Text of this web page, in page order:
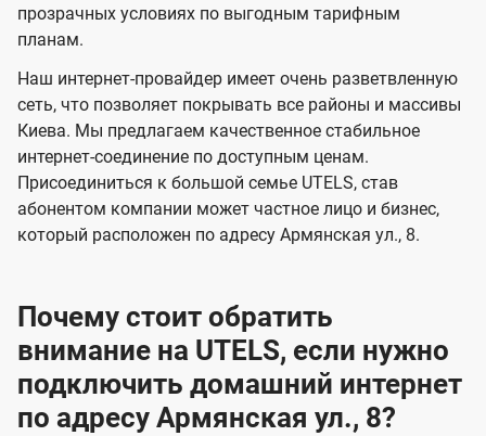
е
н
и
я
е
и
я
прозрачных условиях по выгодным тарифным
планам.
Наш интернет-провайдер имеет очень разветвленную
сеть, что позволяет покрывать все районы и массивы
Киева. Мы предлагаем качественное стабильное
интернет-соединение по доступным ценам.
Присоединиться к большой семье UTELS, став
абонентом компании может частное лицо и бизнес,
который расположен по адресу Армянская ул., 8.
Почему стоит обратить
внимание на UTELS, если нужно
подключить домашний интернет
по адресу Армянская ул., 8?